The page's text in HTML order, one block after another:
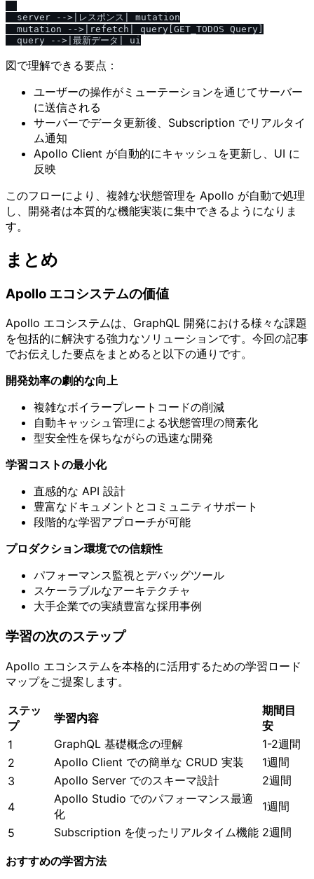
  server -->|レスポンス| mutation
  mutation -->|refetch| query[GET_TODOS Query]
図で理解できる要点：
ユーザーの操作がミューテーションを通じてサーバー
に送信される
サーバーでデータ更新後、Subscription でリアルタイ
ム通知
Apollo Client が自動的にキャッシュを更新し、UI に
反映
このフローにより、複雑な状態管理を Apollo が自動で処理
し、開発者は本質的な機能実装に集中できるようになりま
す。
まとめ
Apollo エコシステムの価値
Apollo エコシステムは、GraphQL 開発における様々な課題
を包括的に解決する強力なソリューションです。今回の記事
でお伝えした要点をまとめると以下の通りです。
開発効率の劇的な向上
複雑なボイラープレートコードの削減
自動キャッシュ管理による状態管理の簡素化
型安全性を保ちながらの迅速な開発
学習コストの最小化
直感的な API 設計
豊富なドキュメントとコミュニティサポート
段階的な学習アプローチが可能
プロダクション環境での信頼性
パフォーマンス監視とデバッグツール
スケーラブルなアーキテクチャ
大手企業での実績豊富な採用事例
学習の次のステップ
Apollo エコシステムを本格的に活用するための学習ロード
マップをご提案します。
ステッ
プ
学習内容
期間目
安
1
GraphQL 基礎概念の理解
1-2週間
2
Apollo Client での簡単な CRUD 実装
1週間
3
Apollo Server でのスキーマ設計
2週間
4
Apollo Studio でのパフォーマンス最適
化
1週間
5
Subscription を使ったリアルタイム機能 2週間
おすすめの学習方法